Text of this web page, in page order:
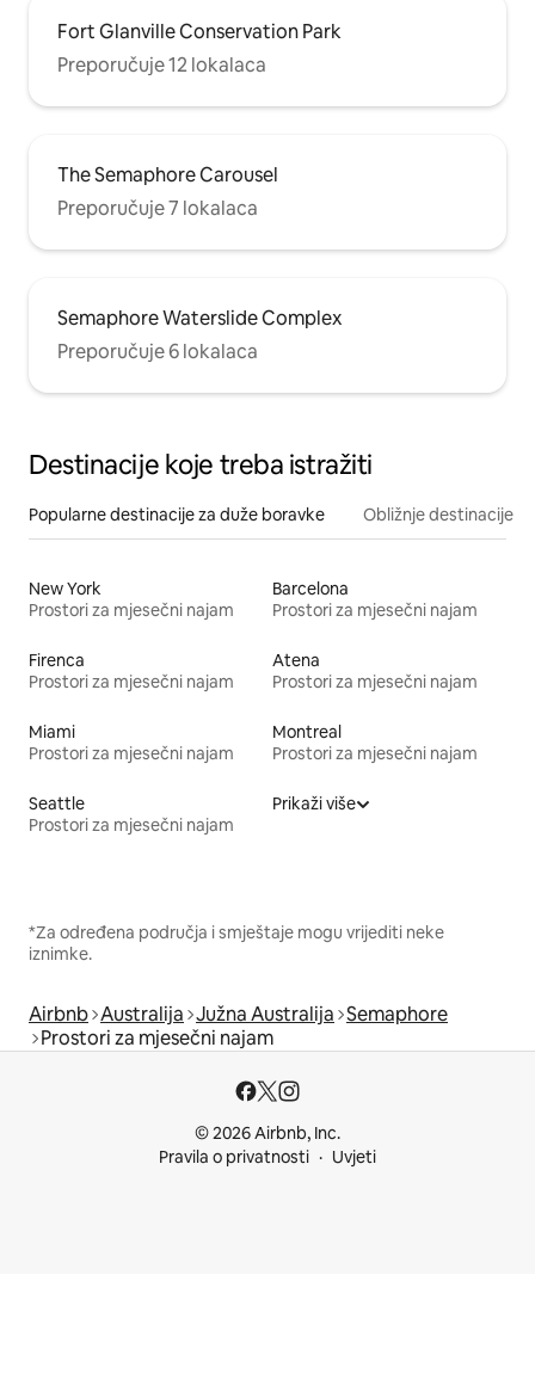
Fort Glanville Conservation Park
Preporučuje 12 lokalaca
The Semaphore Carousel
Preporučuje 7 lokalaca
Semaphore Waterslide Complex
Preporučuje 6 lokalaca
Destinacije koje treba istražiti
Popularne destinacije za duže boravke Obližnje destinacije
New York
Prostori za mjesečni najam
Barcelona
Prostori za mjesečni najam
Firenca
Prostori za mjesečni najam
Atena
Prostori za mjesečni najam
Miami
Prostori za mjesečni najam
Montreal
Prostori za mjesečni najam
Seattle
Prostori za mjesečni najam
Prikaži više
*Za određena područja i smještaje mogu vrijediti neke
iznimke.
Airbnb Australija Južna Australija Semaphore
Prostori za mjesečni najam
© 2026 Airbnb, Inc.
Pravila o privatnosti
Uvjeti